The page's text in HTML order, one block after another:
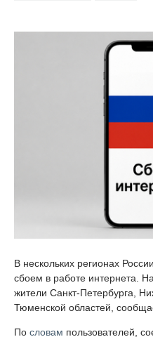
В нескольких регионах
сбоем в работе интернета.
жители Санкт-Петербурга,
Тюменской областей,
По словам пользователей,